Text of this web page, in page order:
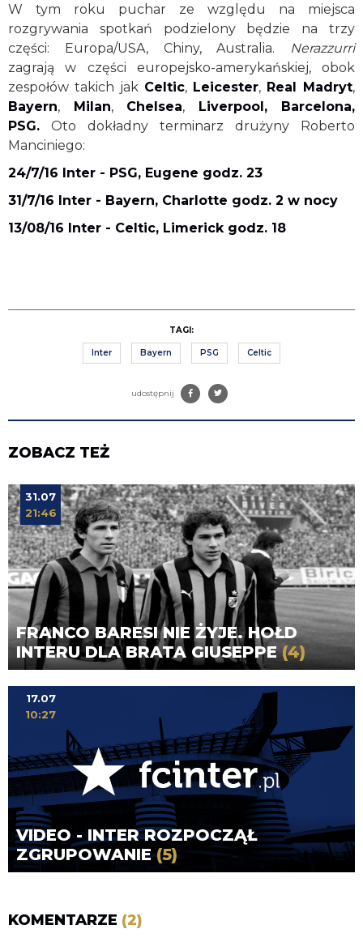
W tym roku puchar ze względu na miejsca
rozgrywania spotkań podzielony będzie na trzy
części: Europa/USA, Chiny, Australia.
Nerazzurri
zagrają w części europejsko-amerykańskiej, obok
zespołów takich jak Celtic, Leicester, Real Madryt,
Bayern, Milan, Chelsea, Liverpool, Barcelona,
PSG. Oto dokładny terminarz drużyny Roberto
Manciniego:
24/7/16 Inter - PSG, Eugene godz. 23
31/7/16 Inter - Bayern, Charlotte godz. 2 w nocy
13/08/16 Inter - Celtic, Limerick godz. 18
TAGI:
Inter Bayern PSG Celtic
udostępnij
ZOBACZ TEŻ
FRANCO BARESI NIE ŻYJE. HOŁD
INTERU DLA BRATA GIUSEPPE(4)
31.07
21:46
VIDEO - INTER ROZPOCZĄŁ
ZGRUPOWANIE(5)
17.07
10:27
KOMENTARZE (2)